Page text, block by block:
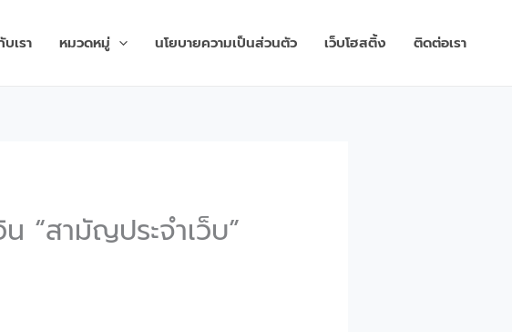
เรา หมวดหมู่ นโยบายความเป็นส่วนตัว เว็บโฮสติ้ง ติดต่อเรา
“สามัญประจำเว็บ”